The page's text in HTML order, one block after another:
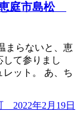
庭市島松
まらないと、恵
して参りまし
ット。 あ、ち